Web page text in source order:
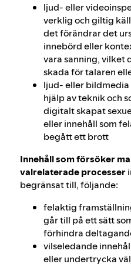
ljud- eller
verklig och giltig
det förändrar det
innebörd eller
vara sanning, vilket
skada för talaren
ljud‑ eller
hjälp av teknik och
digitalt skapat
eller innehåll som
begått ett brott
Innehåll som försöker
valrelaterade processer
begränsat till, följande:
felaktig
går till på ett sätt
förhindra
vilseledande
eller undertrycka